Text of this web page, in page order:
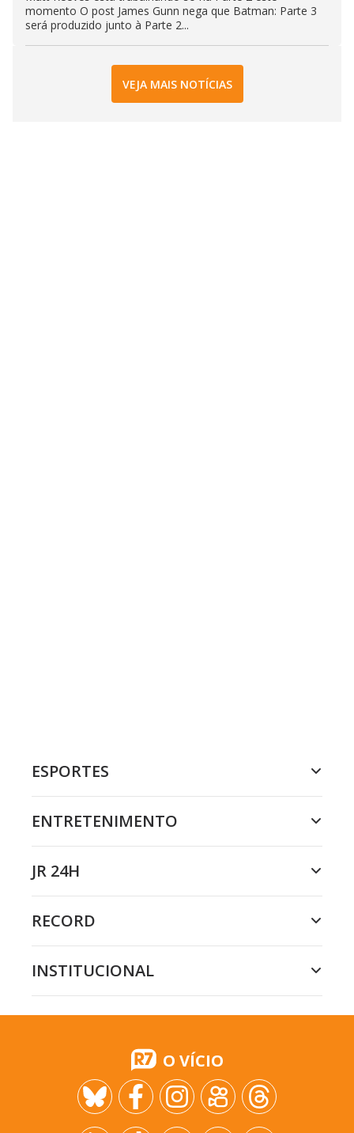
momento O post James Gunn nega que Batman: Parte 3
será produzido junto à Parte 2...
VEJA MAIS NOTÍCIAS
ESPORTES
ENTRETENIMENTO
JR 24H
RECORD
INSTITUCIONAL
O VÍCIO